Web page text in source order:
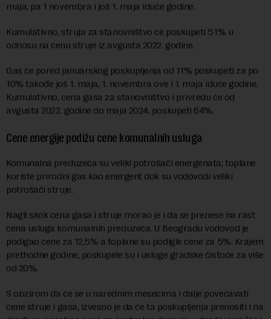
maja, pa 1 novembra i još 1. maja iduće godine.
Kumulativno, struja za stanovništvo će poskupeti 51% u
odnosu na cenu struje iz avgusta 2022. godine.
Gas će pored januarskog poskupljenja od 11% poskupeti za po
10% takođe još 1. maja, 1. novembra ove i 1. maja iduće godine.
Kumulativno, cena gasa za stanovništvo i privredu će od
avgusta 2022. godine do maja 2024. poskupeti 64%.
Cene energije podižu cene komunalnih usluga
Komunalna preduzeća su veliki potrošači energenata; toplane
koriste prirodni gas kao energent dok su vodovodi veliki
potrošači struje.
Nagli skok cena gasa i struje morao je i da se prenese na rast
cena usluga komunalnih preduzeća. U Beogradu vodovod je
podigao cene za 12,5% a toplane su podigle cene za 5%. Krajem
prethodne godine, poskupele su i usluge gradske čistoće za više
od 20%.
S obzirom da će se u narednim mesecima i dalje povećavati
cene struje i gasa, izvesno je da će ta poskupljenja prenositi i na